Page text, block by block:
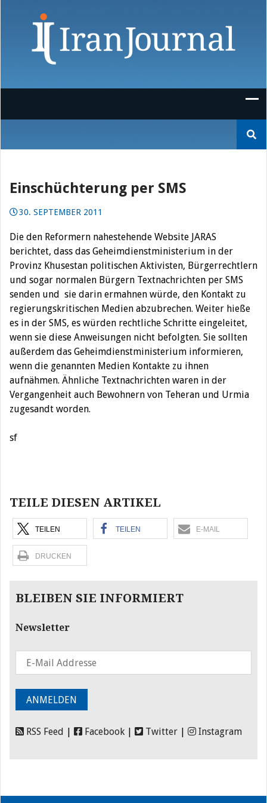
nach:
Einschüchterung per SMS
30. SEPTEMBER 2011
Die den Reformern nahestehende Website JARAS
berichtet, dass das Geheimdienstministerium in der
Provinz Khusestan politischen Aktivisten, Bürgerrechtlern
und sogar normalen Bürgern Textnachrichten per SMS
senden und sie darin ermahnen würde, den Kontakt zu
regierungskritischen Medien abzubrechen. Weiter hieße
es in der SMS, es würden rechtliche Schritte eingeleitet,
wenn sie diese Anweisungen nicht befolgten. Sie sollten
außerdem das Geheimdienstministerium informieren,
wenn die genannten Medien Kontakte zu ihnen
aufnähmen. Ähnliche Textnachrichten waren in der
Vergangenheit auch Bewohnern von Teheran und Urmia
zugesandt worden.
sf
TEILE DIESEN ARTIKEL
TEILEN TEILEN E-MAIL
DRUCKEN
BLEIBEN SIE INFORMIERT
Newsletter
RSS Feed Facebook Twitter Instagram